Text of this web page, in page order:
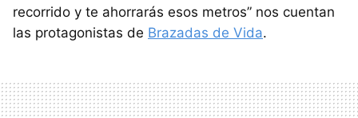
recorrido y te ahorrarás esos metros” nos cuentan
las protagonistas de Brazadas de Vida.